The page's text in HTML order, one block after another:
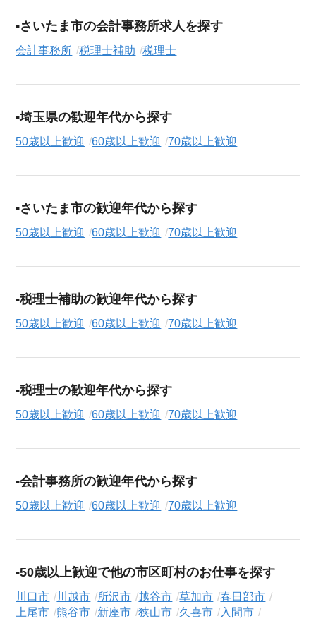
さいたま市の会計事務所求人を探す
会計事務所 税理士補助 税理士
埼玉県の歓迎年代から探す
50歳以上歓迎 60歳以上歓迎 70歳以上歓迎
さいたま市の歓迎年代から探す
50歳以上歓迎 60歳以上歓迎 70歳以上歓迎
税理士補助の歓迎年代から探す
50歳以上歓迎 60歳以上歓迎 70歳以上歓迎
税理士の歓迎年代から探す
50歳以上歓迎 60歳以上歓迎 70歳以上歓迎
会計事務所の歓迎年代から探す
50歳以上歓迎 60歳以上歓迎 70歳以上歓迎
50歳以上歓迎で他の市区町村のお仕事を探す
川口市 川越市 所沢市 越谷市 草加市
春日部市
上尾市
熊谷市 新座市 狭山市 久喜市
入間市